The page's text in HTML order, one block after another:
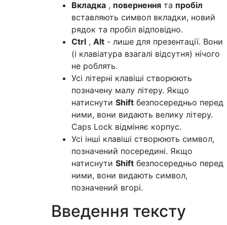
Вкладка , повернення та пробіл
вставляють символ вкладки, новий
рядок та пробіл відповідно.
Ctrl , Alt - лише для презентації. Вони
(і клавіатура взагалі відсутня) нічого
не роблять.
Усі літерні клавіші створюють
позначену малу літеру. Якщо
натиснути Shift безпосередньо перед
ними, вони видають велику літеру.
Caps Lock відміняє корпус.
Усі інші клавіші створюють символ,
позначений посередині. Якщо
натиснути Shift безпосередньо перед
ними, вони видають символ,
позначений вгорі.
Введення тексту